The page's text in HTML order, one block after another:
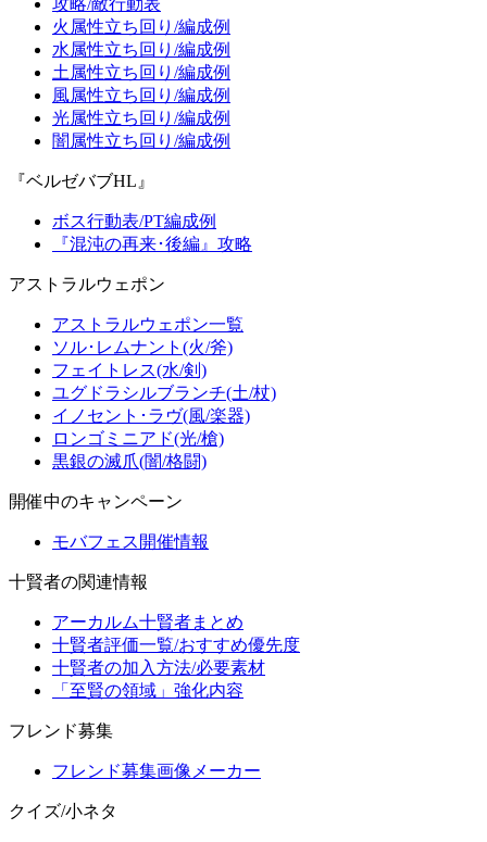
攻略/敵行動表
火属性立ち回り/編成例
水属性立ち回り/編成例
土属性立ち回り/編成例
風属性立ち回り/編成例
光属性立ち回り/編成例
闇属性立ち回り/編成例
『ベルゼバブHL』
ボス行動表/PT編成例
『混沌の再来･後編』攻略
アストラルウェポン
アストラルウェポン一覧
ソル･レムナント(火/斧)
フェイトレス(水/剣)
ユグドラシルブランチ(土/杖)
イノセント･ラヴ(風/楽器)
ロンゴミニアド(光/槍)
黒銀の滅爪(闇/格闘)
開催中のキャンペーン
モバフェス開催情報
十賢者の関連情報
アーカルム十賢者まとめ
十賢者評価一覧/おすすめ優先度
十賢者の加入方法/必要素材
「至賢の領域」強化内容
フレンド募集
フレンド募集画像メーカー
クイズ/小ネタ